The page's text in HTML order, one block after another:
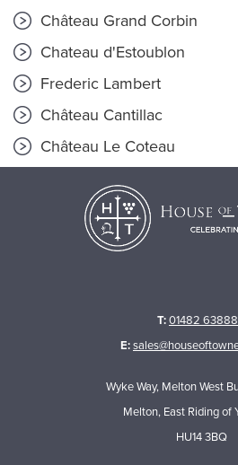
Château Grand Corbin
Chateau d'Estoublon
Frederic Lambert
Château Cantillac
Château Le Coteau
T:01482
E:
Wyke Way, Melton West
Melton, East Riding of
HU14 3BQ